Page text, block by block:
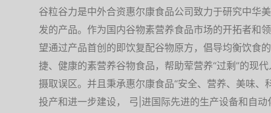
谷粒谷力是中外合资惠尔康食品公司致力于研究中华
发的产品。作为国内谷物素营养食品市场的开拓者和
望通过产品首创的即饮复配谷物原方，倡导均衡饮食
捷、健康的素营养谷物食品，帮助荤营养“过剩”的现
摄取误区。并且秉承惠尔康食品“安全、营养、美味
投产和进一步建设， 弓|进国际先进的生产设备和自